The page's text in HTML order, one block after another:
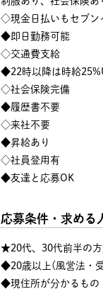
◇現金日払いもセブン
◆即日勤務可能
◇交通費支給
◆22時以降は時給
◇社会保険完備
◆履歴書不要
◇来社不要
◆昇給あり
◇社員登用有
◆友達と応募OK
応募条件・求める
★20代、30代前半の
◆20歳以上(風営法・
◆現住所が分かるもの